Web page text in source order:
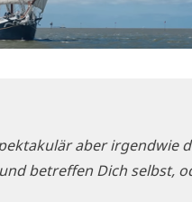
aber irgend­wie
betref­fen Dich selbst,